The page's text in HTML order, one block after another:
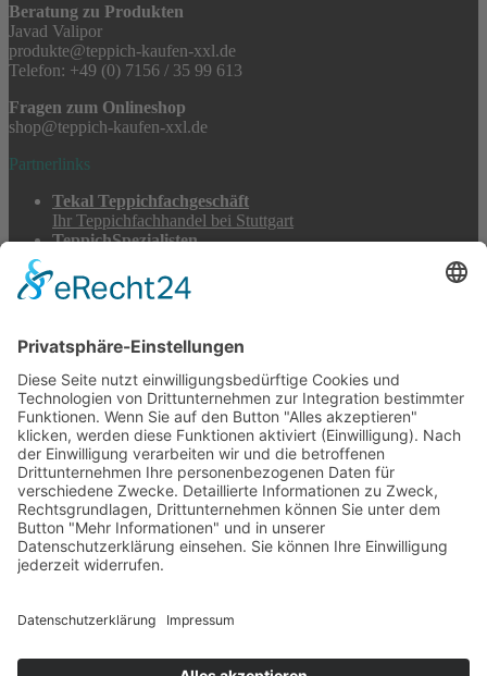
Beratung zu Produkten
Javad Valipor
produkte@teppich-kaufen-xxl.de
Telefon: +49 (0) 7156 / 35 99 613
Fragen zum Onlineshop
shop@teppich-kaufen-xxl.de
Partnerlinks
Tekal Teppichfachgeschäft
Ihr Teppichfachhandel bei Stuttgart
TeppichSpezialisten
Stadtmühle Waldenbuch
Mühlenprodukte, Säfte, Tiernahrung & Züchterbedarf
Pyrotechnik online bestellen
© 2017-2026 ·Tekal – Textile Lebensqualität| Einzelstücke mit
Charakter – Exklusive moderne Teppiche und handverlesene
Orientteppiche
Alle Preise inkl. der gesetzlichen MwSt. · Die durchgestrichenen Preise
entsprechen, sofern nicht anders angegeben, den bisherigen Preisen in
unserem Shop.
Cookie-Einstellungen
Warenkorb 0